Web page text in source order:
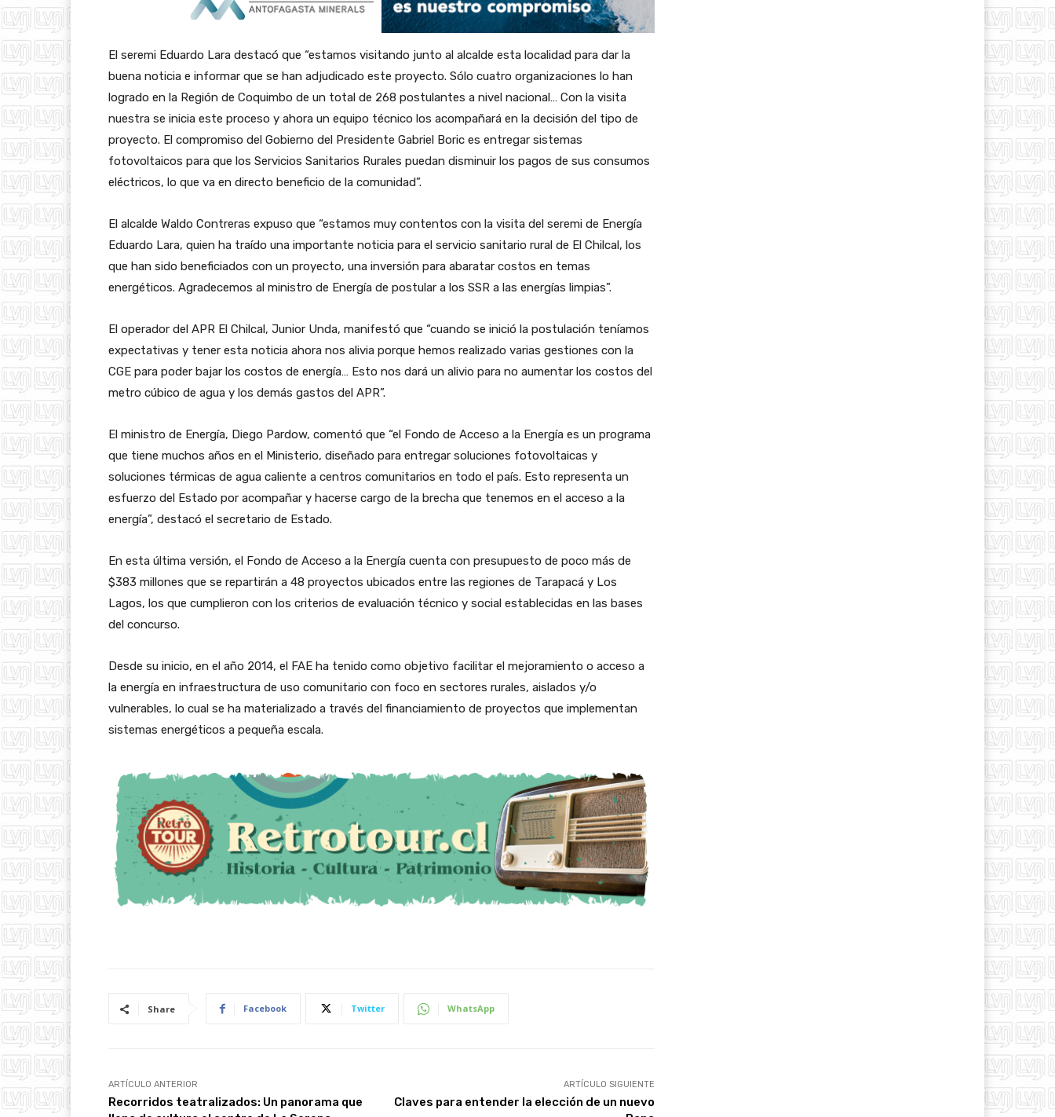
El seremi Eduardo Lara destacó que “estamos visitando junto al alcalde esta localidad para dar la
buena noticia e informar que se han adjudicado este proyecto. Sólo cuatro organizaciones lo han
logrado en la Región de Coquimbo de un total de 268 postulantes a nivel nacional… Con la visita
nuestra se inicia este proceso y ahora un equipo técnico los acompañará en la decisión del tipo de
proyecto. El compromiso del Gobierno del Presidente Gabriel Boric es entregar sistemas
fotovoltaicos para que los Servicios Sanitarios Rurales puedan disminuir los pagos de sus consumos
eléctricos, lo que va en directo beneficio de la comunidad”.
El alcalde Waldo Contreras expuso que “estamos muy contentos con la visita del seremi de Energía
Eduardo Lara, quien ha traído una importante noticia para el servicio sanitario rural de El Chilcal, los
que han sido beneficiados con un proyecto, una inversión para abaratar costos en temas
energéticos. Agradecemos al ministro de Energía de postular a los SSR a las energías limpias”.
El operador del APR El Chilcal, Junior Unda, manifestó que “cuando se inició la postulación teníamos
expectativas y tener esta noticia ahora nos alivia porque hemos realizado varias gestiones con la
CGE para poder bajar los costos de energía… Esto nos dará un alivio para no aumentar los costos del
metro cúbico de agua y los demás gastos del APR”.
El ministro de Energía, Diego Pardow, comentó que “el Fondo de Acceso a la Energía es un programa
que tiene muchos años en el Ministerio, diseñado para entregar soluciones fotovoltaicas y
soluciones térmicas de agua caliente a centros comunitarios en todo el país. Esto representa un
esfuerzo del Estado por acompañar y hacerse cargo de la brecha que tenemos en el acceso a la
energía”, destacó el secretario de Estado.
En esta última versión, el Fondo de Acceso a la Energía cuenta con presupuesto de poco más de
$383 millones que se repartirán a 48 proyectos ubicados entre las regiones de Tarapacá y Los
Lagos, los que cumplieron con los criterios de evaluación técnico y social establecidas en las bases
del concurso.
Desde su inicio, en el año 2014, el FAE ha tenido como objetivo facilitar el mejoramiento o acceso a
la energía en infraestructura de uso comunitario con foco en sectores rurales, aislados y/o
vulnerables, lo cual se ha materializado a través del financiamiento de proyectos que implementan
sistemas energéticos a pequeña escala.
Share Facebook Twitter WhatsApp
ARTÍCULO ANTERIOR
Recorridos teatralizados: Un panorama que
ARTÍCULO SIGUIENTE
Claves para entender la elección de un nuevo